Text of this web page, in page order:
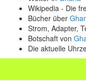
Wikipedia - Die
Bücher über
Strom, Adapter,
Botschaft von
Die aktuelle